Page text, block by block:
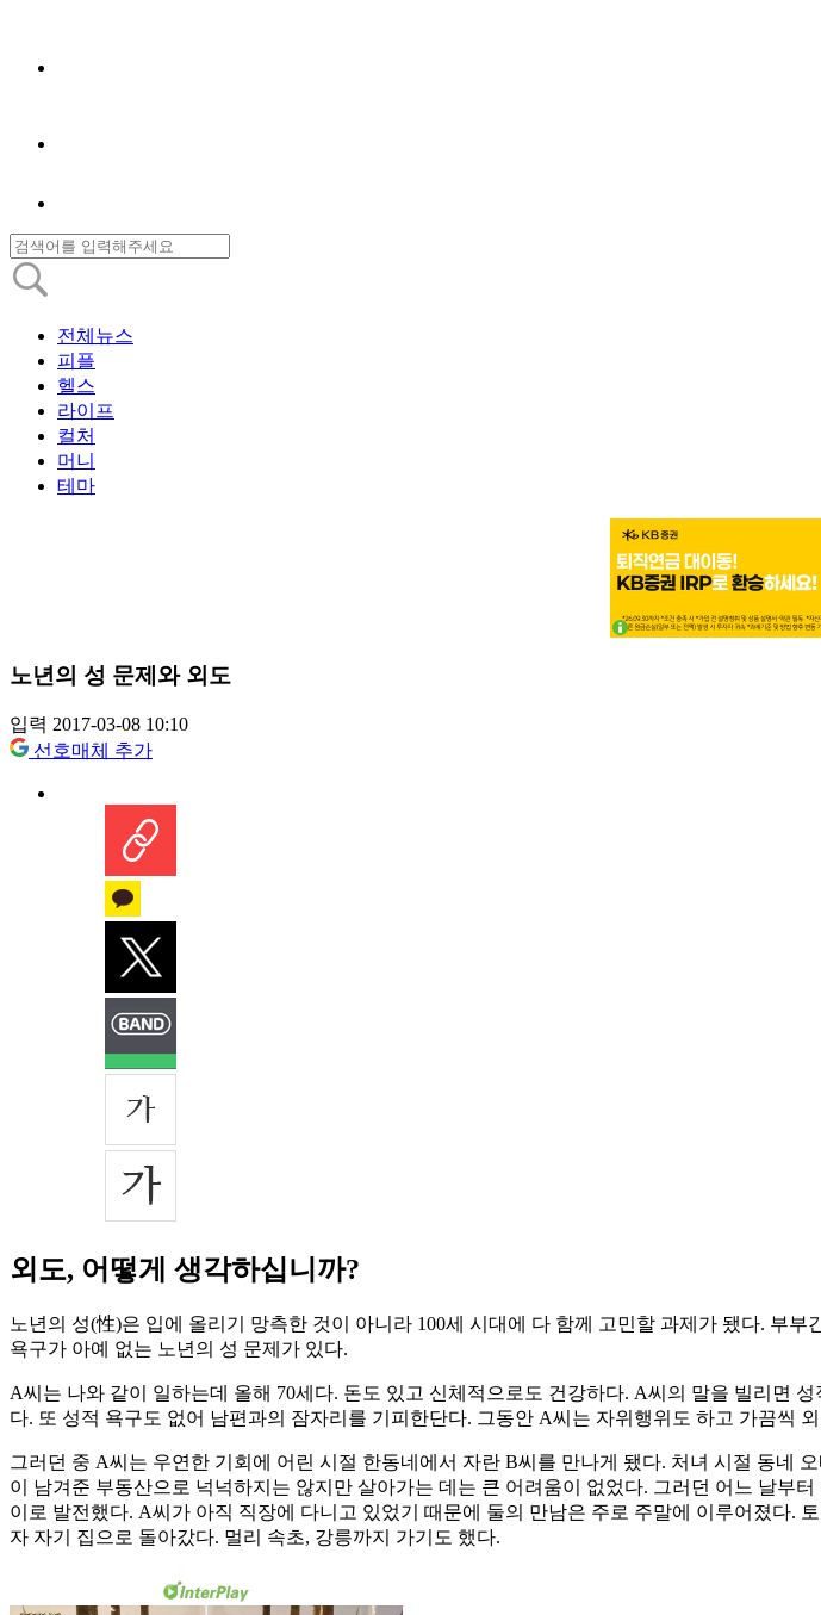
전체뉴스
피플
헬스
라이프
컬처
머니
테마
노년의 성 문제와 외도
입력 2017-03-08 10:10
선호매체 추가
외도, 어떻게 생각하십니까?
노년의 성(性)은 입에 올리기 망측한 것이 아니라 100세 시대에 다 함께 고민할 과제가 됐다. 부
욕구가 아예 없는 노년의 성 문제가 있다.
A씨는 나와 같이 일하는데 올해 70세다. 돈도 있고 신체적으로도 건강하다. A씨의 말을 빌리면
다. 또 성적 욕구도 없어 남편과의 잠자리를 기피한단다. 그동안 A씨는 자위행위도 하고 가끔씩
그러던 중 A씨는 우연한 기회에 어린 시절 한동네에서 자란 B씨를 만나게 됐다. 처녀 시절 동네
이 남겨준 부동산으로 넉넉하지는 않지만 살아가는 데는 큰 어려움이 없었다. 그러던 어느 날부
이로 발전했다. A씨가 아직 직장에 다니고 있었기 때문에 둘의 만남은 주로 주말에 이루어졌다.
자 자기 집으로 돌아갔다. 멀리 속초, 강릉까지 가기도 했다.